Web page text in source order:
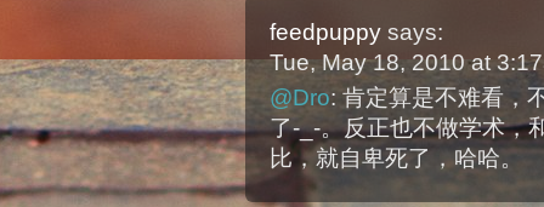
feedpuppy says:
Tue, May 18, 2010 at
@Dro: 肯定算是不难看，
了-_-。反正也不做学术，
比，就自卑死了，哈哈。